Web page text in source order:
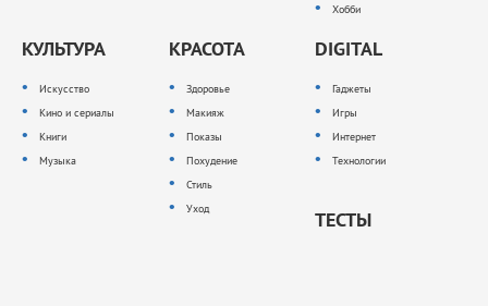
Хобби
КУЛЬТУРА
Искусство
Кино и сериалы
Книги
Музыка
КРАСОТА
Здоровье
Макияж
Показы
Похудение
Стиль
Уход
DIGITAL
Гаджеты
Игры
Интернет
Технологии
ТЕСТЫ